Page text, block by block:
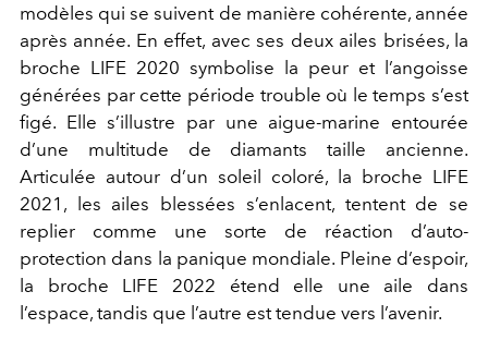
modèles qui se suivent de manière cohérente, année
après année. En effet, avec ses deux ailes brisées, la
broche LIFE 2020 symbolise la peur et l’angoisse
générées par cette période trouble où le temps s’est
figé. Elle s’illustre par une aigue-marine entourée
d’une multitude de diamants taille ancienne.
Articulée autour d’un soleil coloré, la broche LIFE
2021, les ailes blessées s’enlacent, tentent de se
replier comme une sorte de réaction d’auto-
protection dans la panique mondiale. Pleine d’espoir,
la broche LIFE 2022 étend elle une aile dans
l’espace, tandis que l’autre est tendue vers l’avenir.